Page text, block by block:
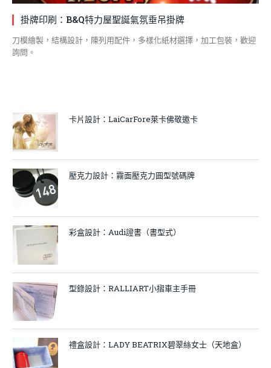
掛牌印刷：B&Q特力屋聖誕氣氛垂吊掛牌
刀模繪製，結構設計，陳列用配件，多樣化紙材選擇，加工包裝，歡迎
詢問。
卡片設計：LaiCarFore萊卡佛敬邀卡
壓克力設計：霧面壓克力圓型號碼牌
彩盒設計：Audi證書（書型式）
型錄設計：RALLIART小摺車主手冊
禮盒設計：LADY BEATRIX碧翠絲女士（天地盒）